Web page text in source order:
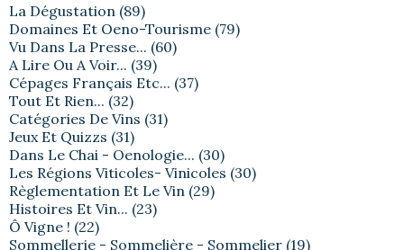
La Dégustation (89)
Domaines Et Oeno-Tourisme (79)
Vu Dans La Presse... (60)
A Lire Ou A Voir... (39)
Cépages Français Etc... (37)
Tout Et Rien... (32)
Catégories De Vins (31)
Jeux Et Quizzs (31)
Dans Le Chai - Oenologie... (30)
Les Régions Viticoles- Vinicoles (30)
Règlementation Et Le Vin (29)
Histoires Et Vin... (23)
Ô Vigne ! (22)
Sommellerie - Sommelière - Sommelier (19)